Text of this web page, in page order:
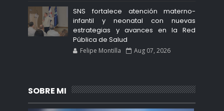
SNS fortalece atención materno-
infantil y neonatal con nuevas
estrategias y avances en la Red
Pública de Salud
Felipe Montilla Aug 07, 2026
SOBRE MI